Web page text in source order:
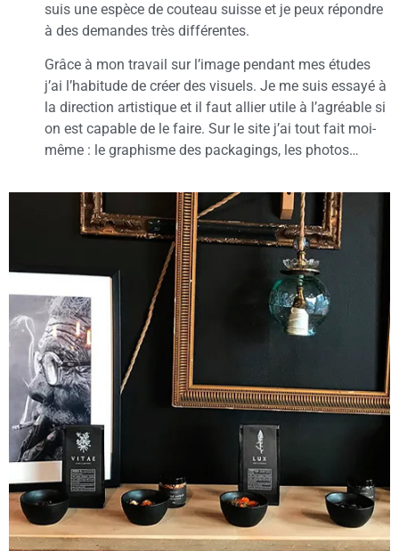
suis une espèce de couteau suisse et je peux répondre
à des demandes très différentes.
Grâce à mon travail sur l’image pendant mes études
j’ai l’habitude de créer des visuels. Je me suis essayé à
la direction artistique et il faut allier utile à l’agréable si
on est capable de le faire. Sur le site j’ai tout fait moi-
même : le graphisme des packagings, les photos…